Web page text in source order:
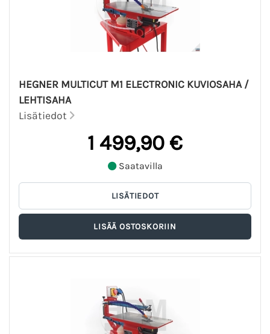
HEGNER MULTICUT M1 ELECTRONIC KUVIOSAHA /
LEHTISAHA
Lisätiedot
1 499,90 €
Saatavilla